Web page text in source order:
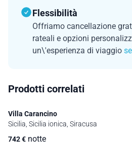
Flessibilità
Offriamo cancellazione
rateali e opzioni
un\'esperienza di viaggio
Prodotti correlati
Villa Carancino
Sicilia, Sicilia ionica, Siracusa
742€ notte